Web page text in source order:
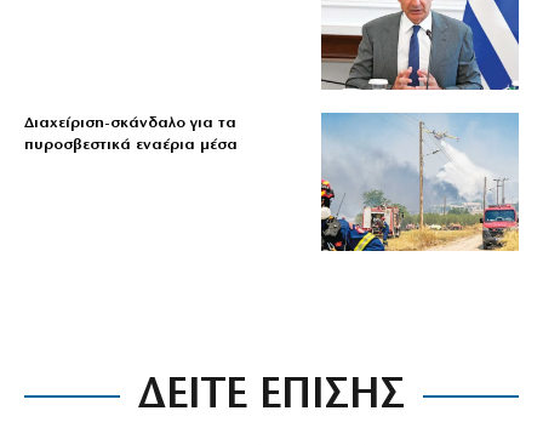
Διαχείριση-σκάνδαλο για τα
πυροσβεστικά εναέρια μέσα
ΔΕΙΤΕ ΕΠΙΣΗΣ